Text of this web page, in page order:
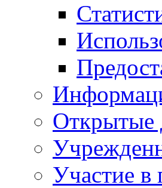
Открытые
Участие в